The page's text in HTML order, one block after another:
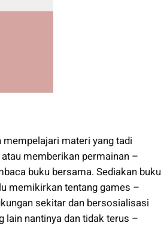
mempelajari materi yang tadi
memberikan permainan –
buku bersama. Sediakan buku
memikirkan tentang games –
sekitar dan bersosialisasi
lain nantinya dan tidak terus –